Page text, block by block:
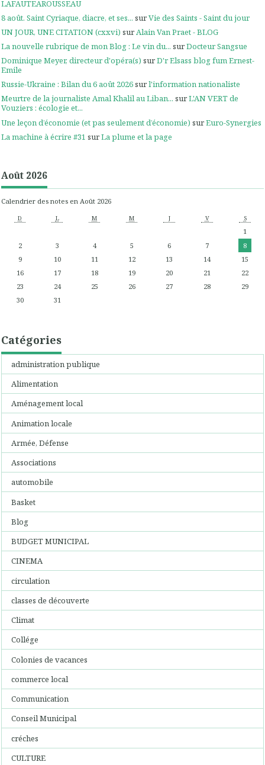
LAFAUTEAROUSSEAU
8 août. Saint Cyriaque, diacre, et ses... surVie des Saints - Saint du jour
UN JOUR, UNE CITATION (cxxvi) surAlain Van Praet - BLOG
La nouvelle rubrique de mon Blog : Le vin du... surDocteur Sangsue
Dominique Meyer, directeur d'opéra(s) surD'r Elsass blog fum Ernest-
Emile
Russie-Ukraine : Bilan du 6 août 2026surl'information nationaliste
Meurtre de la journaliste Amal Khalil au Liban... surL'AN VERT de
Vouziers : écologie et...
Une leçon d’économie (et pas seulement d’économie) surEuro-Synergies
La machine à écrire #31 surLa plume et la page
Août 2026
Calendrier des notes en Août 2026
D L M M J V S
1
2
3 4 5 6 7
8
9
10 11 12 13 14
15
16
17 18 19 20 21
22
23
24 25 26 27 28
29
30
31
Catégories
administration publique
Alimentation
Aménagement local
Animation locale
Armée, Défense
Associations
automobile
Basket
Blog
BUDGET MUNICIPAL
CINEMA
circulation
classes de découverte
Climat
Collége
Colonies de vacances
commerce local
Communication
Conseil Municipal
créches
CULTURE